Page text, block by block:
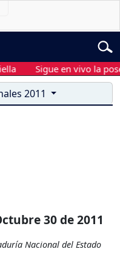
Sigue en vivo la
2011
30 de 2011
Nacional del Estado